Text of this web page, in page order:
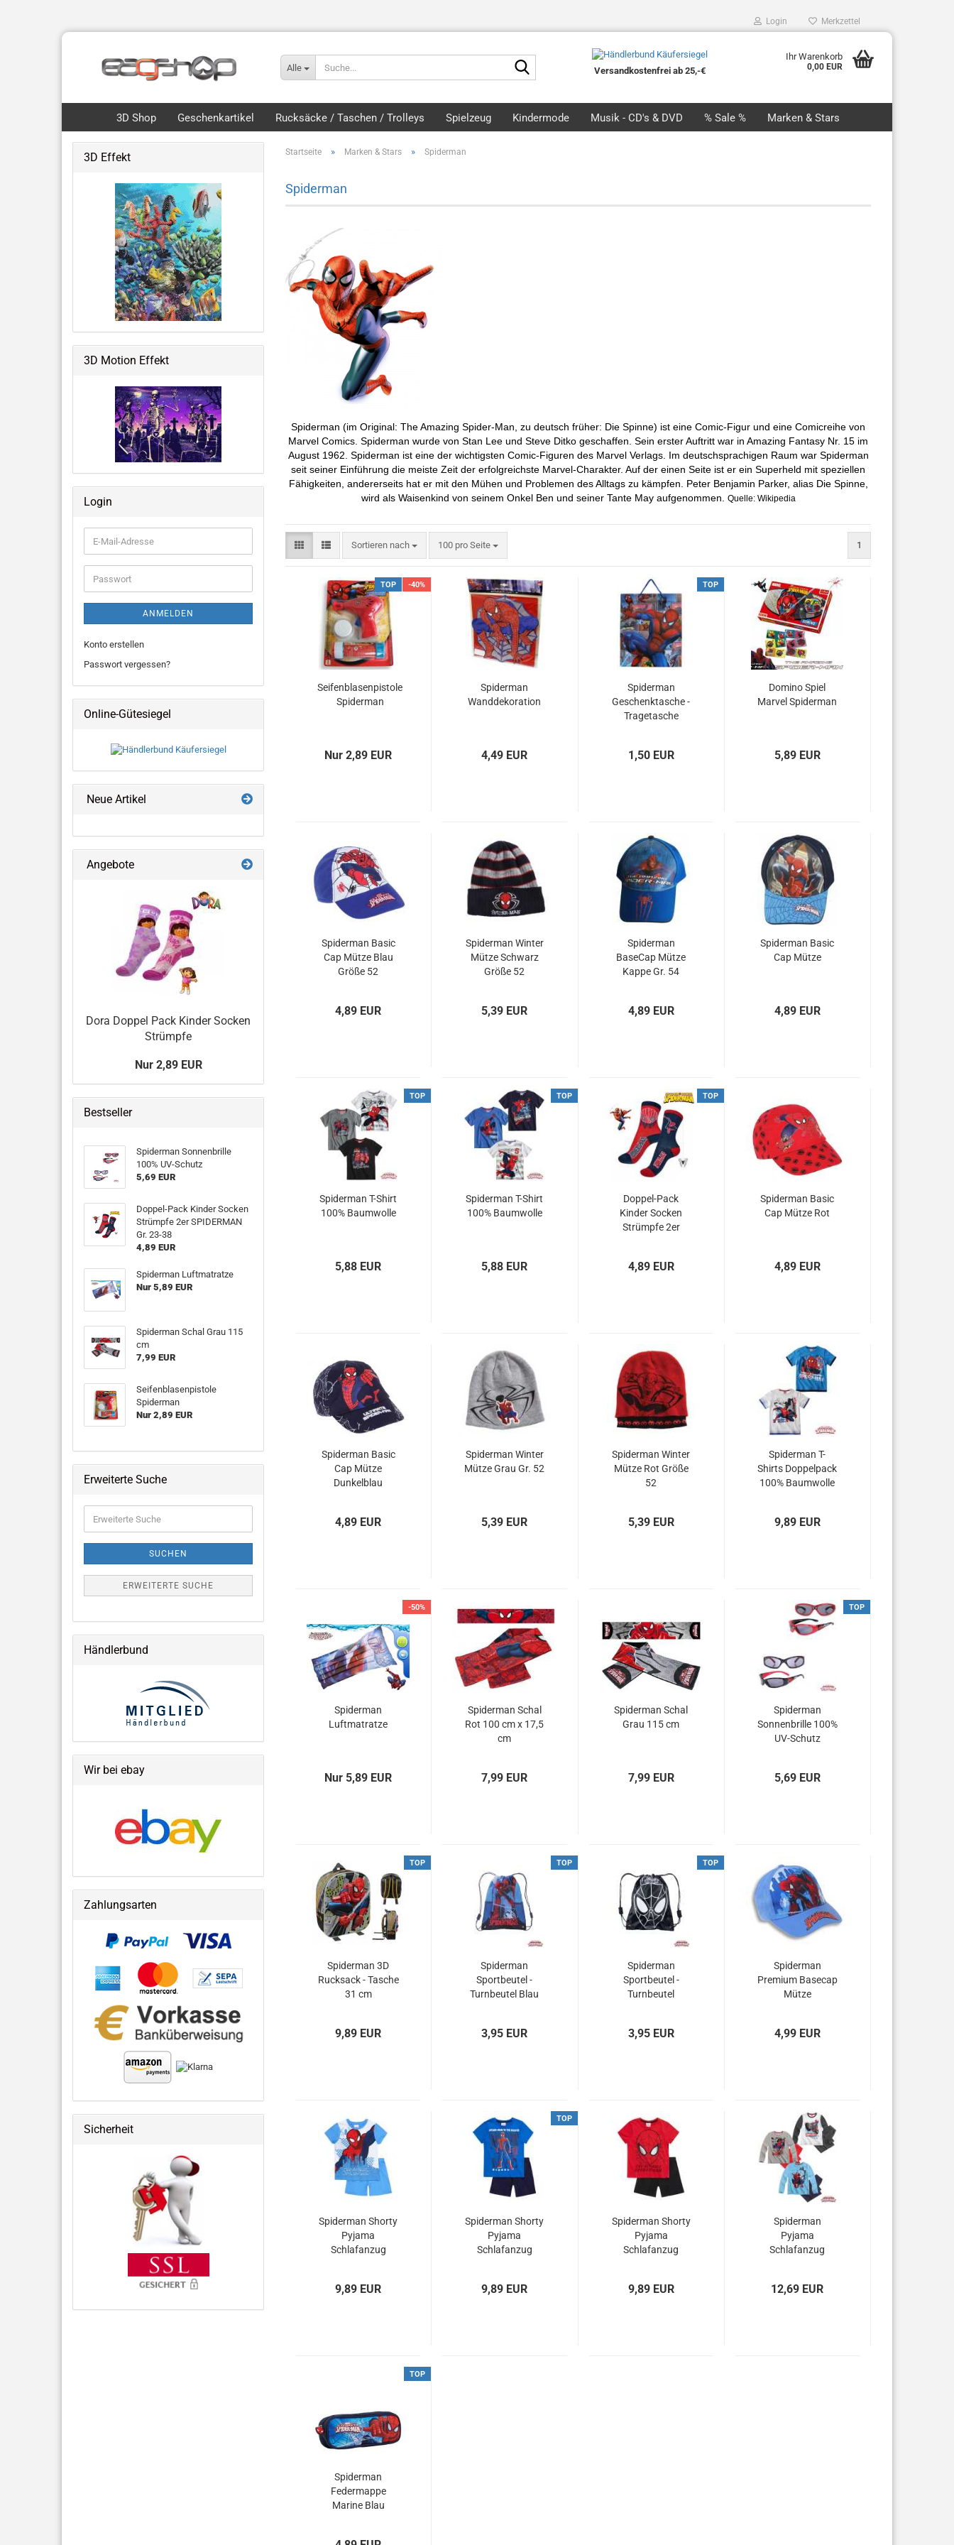
Login Merkzettel
Alle
Versandkostenfrei ab 25,-€
Ihr Warenkorb
0,00 EUR
3D Shop
Royce 3D Collection Packs
3D Lesezeichen Hunde
Dinos & Drachen
Fische, Wale, Haie & mehr
Hunde & Katzen
Vögel & Fliegendes
Wüste & Dschungel-Tiere
weitere Tiermotive
Weltraum & Aliens
Grusliges, Halloween &
Fantastisches
Große Notizbücher mit 3D-Cover
3D ART Medikarten
3D Foto Klappkarten
3D Foto Klappkarten, quadratisch
3D Foto Mediklappkarten
3D Klappkarten
3D Klappkarten mit Musik & Licht
3D Schulanfangskarten
3D Weihnachtsklappkarten
Geschenkartikel Rucksäcke / Taschen / Trolleys Spielzeug Kindermode Musik - CD's & DVD % Sale % Marken & Stars
Startseite » Marken & Stars » Spiderman
Spiderman
Spiderman (im Original: The Amazing Spider-Man, zu deutsch früher: Die Spinne) ist eine Comic-Figur und eine Comicreihe von
Marvel Comics. Spiderman wurde von Stan Lee und Steve Ditko geschaffen. Sein erster Auftritt war in Amazing Fantasy Nr. 15 im
August 1962. Spiderman ist eine der wichtigsten Comic-Figuren des Marvel Verlags. Im deutschsprachigen Raum war Spiderman
seit seiner Einführung die meiste Zeit der erfolgreichste Marvel-Charakter. Auf der einen Seite ist er ein Superheld mit speziellen
Fähigkeiten, andererseits hat er mit den Mühen und Problemen des Alltags zu kämpfen. Peter Benjamin Parker, alias Die Spinne,
wird als Waisenkind von seinem Onkel Ben und seiner Tante May aufgenommen.
Quelle: Wikipedia
Sortieren nach
Sortieren nach 100 pro Seite
pro Seite 1
TOP -40%
Seifenblasenpistole
Spiderman
Nur 2,89 EUR
Spiderman
Wanddekoration
4,49 EUR
TOP
Spiderman
Geschenktasche -
Tragetasche
1,50 EUR
Domino Spiel
Marvel Spiderman
5,89 EUR
Spiderman Basic
Cap Mütze Blau
Größe 52
4,89 EUR
Spiderman Winter
Mütze Schwarz
Größe 52
5,39 EUR
Spiderman
BaseCap Mütze
Kappe Gr. 54
4,89 EUR
Spiderman Basic
Cap Mütze
4,89 EUR
TOP
Spiderman T-Shirt
100% Baumwolle
5,88 EUR
TOP
Spiderman T-Shirt
100% Baumwolle
5,88 EUR
TOP
Doppel-Pack
Kinder Socken
Strümpfe 2er
4,89 EUR
Spiderman Basic
Cap Mütze Rot
4,89 EUR
Spiderman Basic
Cap Mütze
Dunkelblau
4,89 EUR
Spiderman Winter
Mütze Grau Gr. 52
5,39 EUR
Spiderman Winter
Mütze Rot Größe
52
5,39 EUR
Spiderman T-
Shirts Doppelpack
100% Baumwolle
9,89 EUR
-50%
Spiderman
Luftmatratze
Nur 5,89 EUR
Spiderman Schal
Rot 100 cm x 17,5
cm
7,99 EUR
Spiderman Schal
Grau 115 cm
7,99 EUR
TOP
Spiderman
Sonnenbrille 100%
UV-Schutz
5,69 EUR
TOP
Spiderman 3D
Rucksack - Tasche
31 cm
9,89 EUR
TOP
Spiderman
Sportbeutel -
Turnbeutel Blau
3,95 EUR
TOP
Spiderman
Sportbeutel -
Turnbeutel
3,95 EUR
Spiderman
Premium Basecap
Mütze
4,99 EUR
Spiderman Shorty
Pyjama
Schlafanzug
9,89 EUR
TOP
Spiderman Shorty
Pyjama
Schlafanzug
9,89 EUR
Spiderman Shorty
Pyjama
Schlafanzug
9,89 EUR
Spiderman
Pyjama
Schlafanzug
12,69 EUR
TOP
Spiderman
Federmappe
Marine Blau
3D Effekt
3D Motion Effekt
Login
E-
Mail-
Adresse
Passwort
ANMELDEN
Konto erstellen
Passwort vergessen?
Online-Gütesiegel
Neue Artikel
Angebote
Dora Doppel Pack Kinder Socken
Strümpfe
Nur 2,89 EUR
Bestseller
Spiderman Sonnenbrille
100% UV-Schutz
5,69 EUR
Doppel-Pack Kinder Socken
Strümpfe 2er SPIDERMAN
Gr. 23-38
4,89 EUR
Spiderman Luftmatratze
Nur 5,89 EUR
Spiderman Schal Grau 115
cm
7,99 EUR
Seifenblasenpistole
Spiderman
Nur 2,89 EUR
Erweiterte Suche
Suche
SUCHEN
ERWEITERTE SUCHE
Händlerbund
Wir bei ebay
Zahlungsarten
Sicherheit